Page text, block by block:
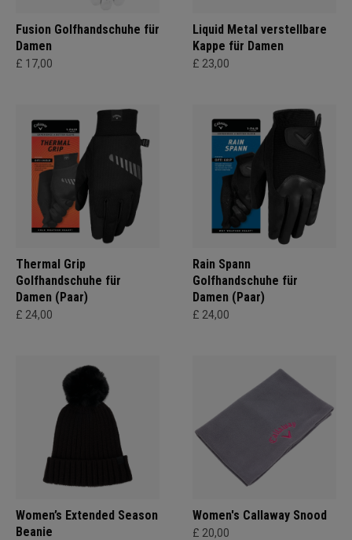
Fusion Golfhandschuhe für
Damen
£ 17,00
Liquid Metal verstellbare
Kappe für Damen
£ 23,00
Thermal Grip
Golfhandschuhe für
Damen (Paar)
£ 24,00
Rain Spann
Golfhandschuhe für
Damen (Paar)
£ 24,00
Women’s Extended Season
Beanie
Women's Callaway Snood
£ 20,00